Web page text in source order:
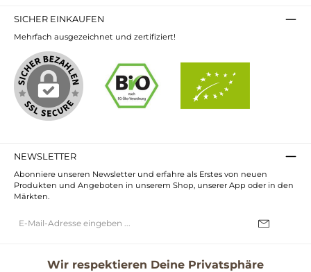
SICHER EINKAUFEN
Mehrfach ausgezeichnet und zertifiziert!
NEWSLETTER
Abonniere unseren Newsletter und erfahre als Erstes von neuen
Produkten und Angeboten in unserem Shop, unserer App oder in den
Märkten.
Mail-
Wir respektieren Deine Privatsphäre